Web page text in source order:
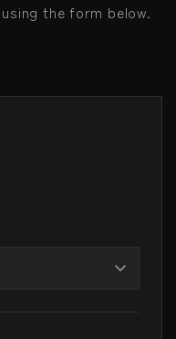
the form below.